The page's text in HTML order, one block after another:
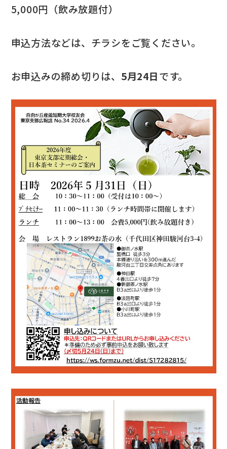
5,000円（飲み放題付）
申込方法などは、チラシをご覧ください。
お申込みの締め切りは、 5月24日です。